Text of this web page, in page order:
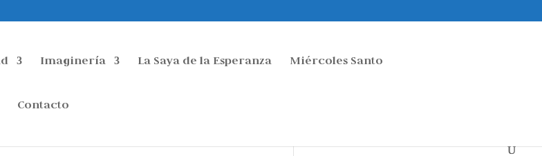
Imaginería La Saya de la Esperanza Miércoles Santo
Contacto